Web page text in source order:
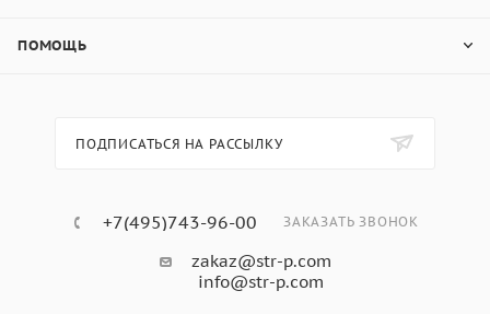
ПОМОЩЬ
ПОДПИСАТЬСЯ НА РАССЫЛКУ
+7(495)743-96-00 ЗАКАЗАТЬ ЗВОНОК
zakaz@str-p.com
info@str-p.com